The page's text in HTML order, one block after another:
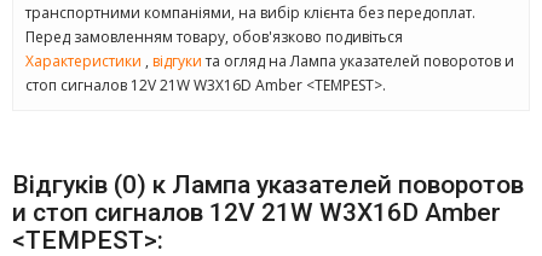
транспортними компаніями, на вибір клієнта без передоплат.
Перед замовленням товару, обов'язково подивіться
Характеристики , відгукита огляд на Лампа указателей поворотов и
стоп сигналов 12V 21W W3X16D Amber <TEMPEST>.
Відгуків (0) к Лампа указателей поворотов
и стоп сигналов 12V 21W W3X16D Amber
<TEMPEST>: